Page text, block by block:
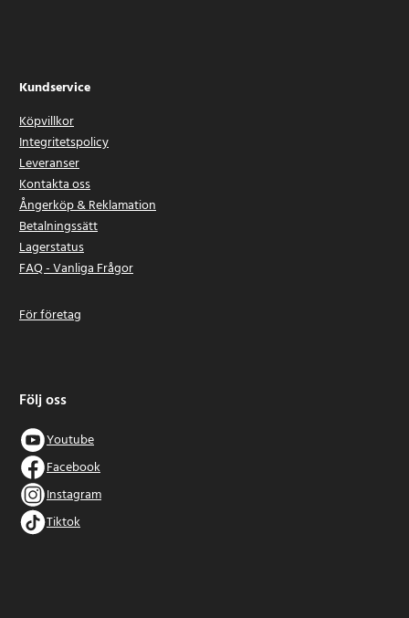
Kundservice
Köpvillkor
Integritetspolicy
Leveranser
Kontakta oss
Ångerköp & Reklamation
Betalningssätt
Lagerstatus
FAQ - Vanliga Frågor
För företag
Följ oss
Youtube
Facebook
Instagram
Tiktok